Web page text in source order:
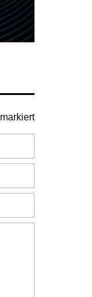
markiert